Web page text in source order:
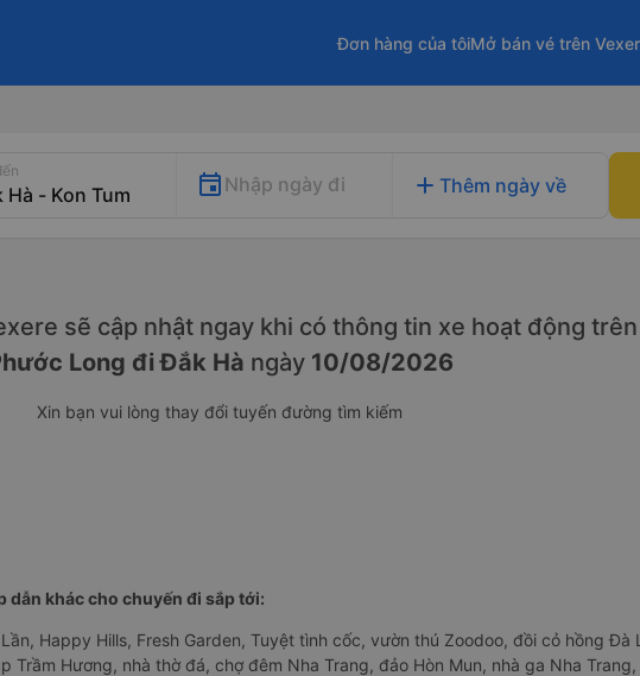
Đơn hàng của tôiMở bán vé trên
Nhập ngày đi add Thêm ngày về
sẽ cập nhật ngay khi có thông tin xe hoạt động
Long đi Đắk Hà ngày 10/08/2026
Xin bạn vui lòng thay đổi tuyến đường tìm kiếm
dẫn khác cho chuyến đi sắp tới:
Happy Hills, Fresh Garden, Tuyệt tình cốc, vườn thú Zoodoo, đồi cỏ hồng Đà
Trầm Hương, nhà thờ đá, chợ đêm Nha Trang, đảo Hòn Mun, nhà ga Nha